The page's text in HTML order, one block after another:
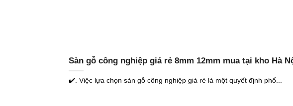
Sàn gỗ công nghiệp giá rẻ 8mm 12mm mua tại kho Hà
✔️. Việc lựa chọn sàn gỗ công nghiệp giá rẻ là một quyết định phổ...